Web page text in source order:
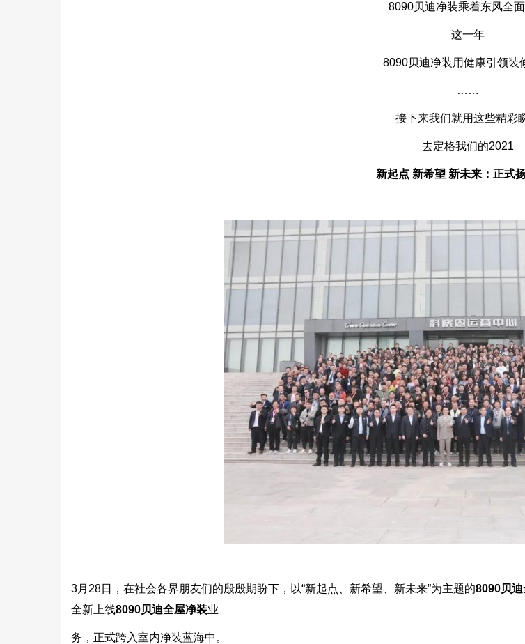
8090贝迪净装乘着东风全
这一年
8090贝迪净装用健康引领装
……
接下来我们就用这些精彩
去定格我们的2021
新起点 新希望 新未来：正式
3月28日，在社会各界朋友们的殷殷期盼下，以“新起点、新希望、新未来”为主题的8090贝
全新上线8090贝迪全屋净装业
务，正式跨入室内净装蓝海中。